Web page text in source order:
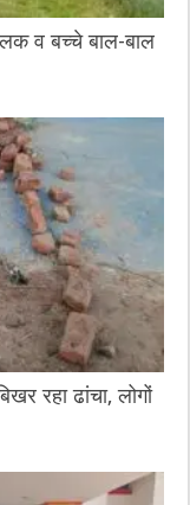
व बच्चे बाल-बाल
रहा ढांचा, लोगों